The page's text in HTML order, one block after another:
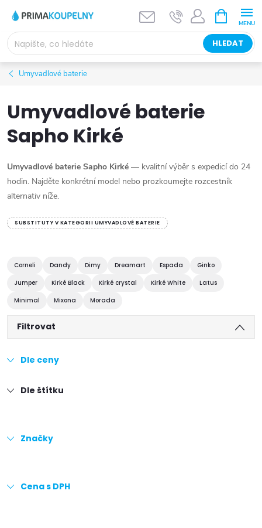
obsah
HLEDAT
NÁKUPNÍ
KOŠÍK
Umyvadlové baterie
Umyvadlové baterie
Sapho Kirké
Umyvadlové baterie Sapho Kirké — kvalitní výběr s expedicí do 24
hodin. Najděte konkrétní model nebo prozkoumejte rozcestník
alternativ níže.
SUBSTITUTY V KATEGORII UMYVADLOVÉ BATERIE
Corneli Dandy Dimy Dreamart Espada
Ginko
Jumper
Kirké Black Kirké crystal Kirké White
Latus
Minimal
Mixona Morada
Filtrovat
Dle ceny
Dle štítku
Značky
Cena s DPH